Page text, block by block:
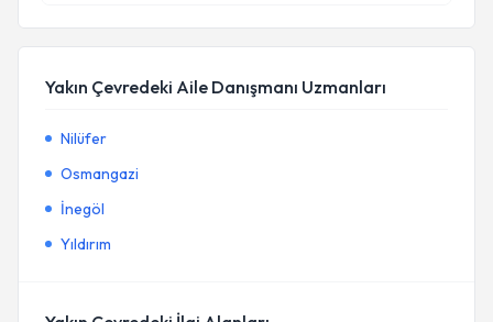
Yakın Çevredeki Aile Danışmanı Uzmanları
Nilüfer
Osmangazi
İnegöl
Yıldırım